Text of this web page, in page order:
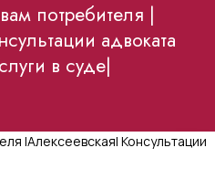
потребителя |
адвоката
в суде|